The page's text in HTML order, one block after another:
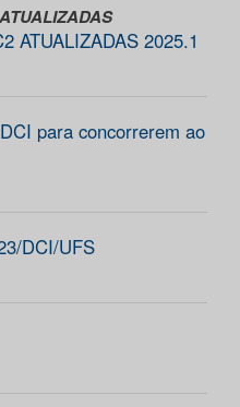
ATUALIZADAS 2025.1
para concorrerem ao
DCI/UFS